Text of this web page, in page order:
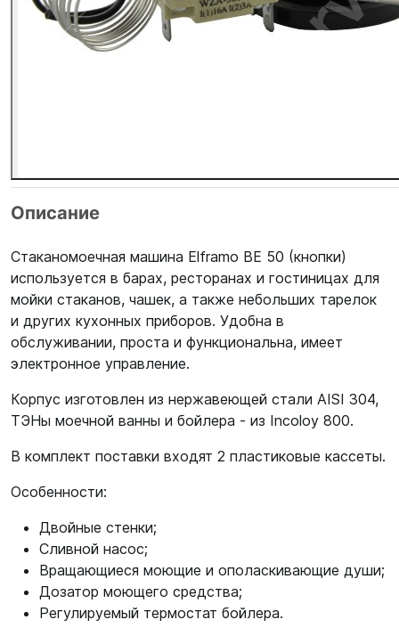
Описание
Стаканомоечная машина Elframo BE 50 (кнопки)
используется в барах, ресторанах и гостиницах для
мойки стаканов, чашек, а также небольших тарелок
и других кухонных приборов. Удобна в
обслуживании, проста и функциональна, имеет
электронное управление.
Корпус изготовлен из нержавеющей стали AISI 304,
ТЭНы моечной ванны и бойлера - из Incoloy 800.
В комплект поставки входят 2 пластиковые кассеты.
Особенности:
Двойные стенки;
Сливной насос;
Вращающиеся моющие и ополаскивающие души;
Дозатор моющего средства;
Регулируемый термостат бойлера.